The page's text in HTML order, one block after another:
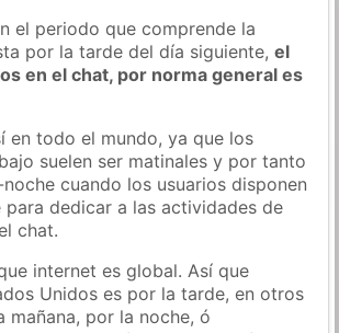
el periodo que comprende la
por la tarde del día siguiente,el
en el chat, por norma general es
en todo el mundo, ya que los
suelen ser matinales y por tanto
cuando los usuarios disponen
dedicar a las actividades de
chat.
internet es global. Así que
Unidos es por la tarde, en otros
mañana, por la noche, ó